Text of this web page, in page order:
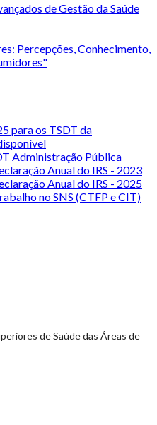
de Gestão da Saúde
Percepções, Conhecimento,
para os TSDT da
Administração Pública
Anual do IRS - 2023
Anual do IRS - 2025
no SNS (CTFP e CIT)
de Saúde das Áreas de